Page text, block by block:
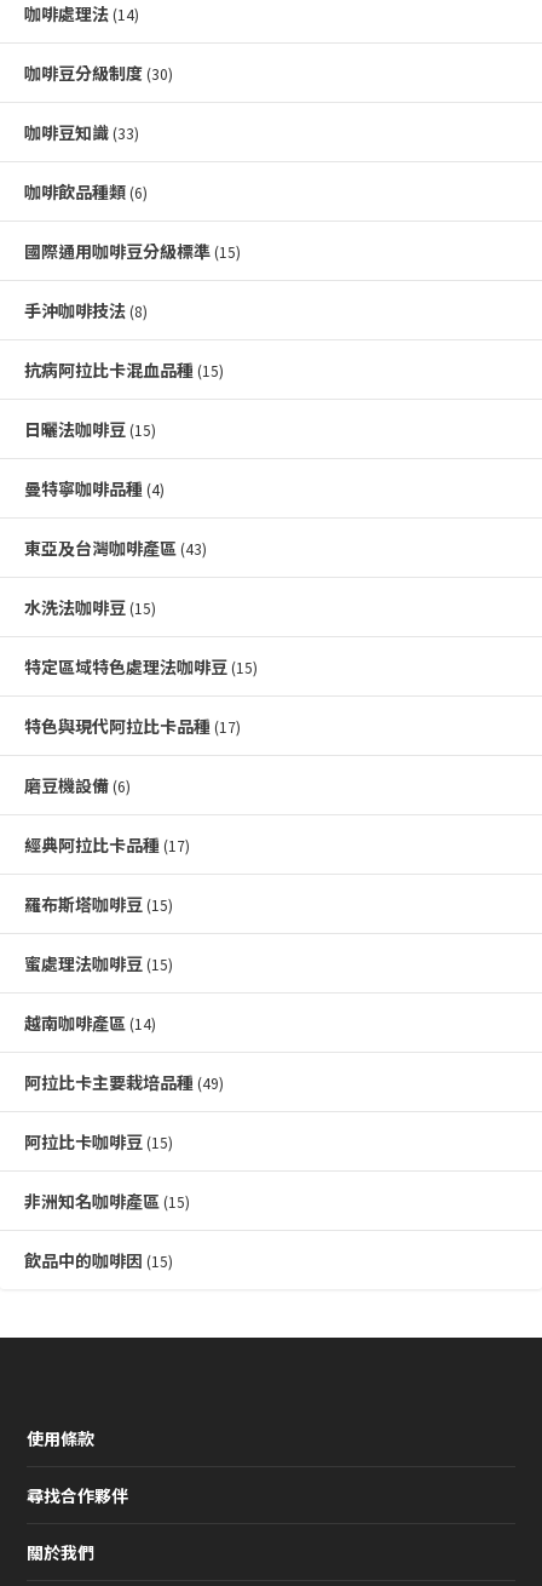
咖啡處理法 (14)
咖啡豆分級制度 (30)
咖啡豆知識 (33)
咖啡飲品種類 (6)
國際通用咖啡豆分級標準 (15)
手沖咖啡技法 (8)
抗病阿拉比卡混血品種 (15)
日曬法咖啡豆 (15)
曼特寧咖啡品種 (4)
東亞及台灣咖啡產區 (43)
水洗法咖啡豆 (15)
特定區域特色處理法咖啡豆 (15)
特色與現代阿拉比卡品種 (17)
磨豆機設備 (6)
經典阿拉比卡品種 (17)
羅布斯塔咖啡豆 (15)
蜜處理法咖啡豆 (15)
越南咖啡產區 (14)
阿拉比卡主要栽培品種 (49)
阿拉比卡咖啡豆 (15)
非洲知名咖啡產區 (15)
飲品中的咖啡因 (15)
使用條款
尋找合作夥伴
關於我們